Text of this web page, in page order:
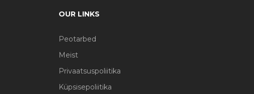
OUR LINKS
Peotarbed
Meist
Privaatsuspoliitika
Küpsisepoliitika